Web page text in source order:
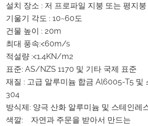
설치 장소 : 저 프로파일 지붕 또는 평지붕
기울기 각도 : 10~60도
건물 높이 : 20m
최대 풍속:<60m/s
적설량 :<1.4KN/m2
표준: AS/NZS 1170 및 기타 국제 표준
재질 : 고급 알루미늄 합금 Al6005-T5 및
304
방식제: 양극 산화 알루미늄 및 스테인레
색깔: 자연과 주문을 받아서 만드는